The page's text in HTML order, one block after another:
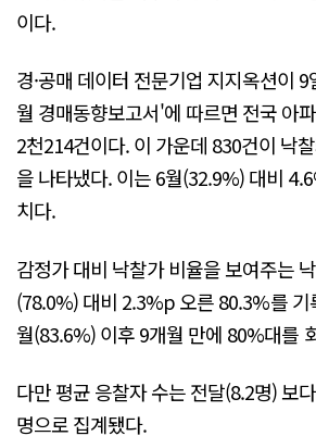
이다.
경·공매 데이터 전문기업 지지옥션이
월 경매동향보고서'에 따르면 전국 아
2천214건이다. 이 가운데 830건이 낙
을 나타냈다. 이는 6월(32.9%) 대비
치다.
감정가 대비 낙찰가 비율을 보여주는
(78.0%) 대비 2.3%p 오른 80.3%를 기
월(83.6%) 이후 9개월 만에 80%대를
다만 평균 응찰자 수는 전달(8.2명) 보
명으로 집계됐다.